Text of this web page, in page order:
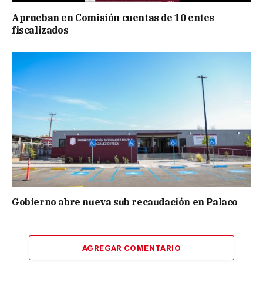
Aprueban en Comisión cuentas de 10 entes
fiscalizados
Gobierno abre nueva sub recaudación en Palaco
AGREGAR COMENTARIO